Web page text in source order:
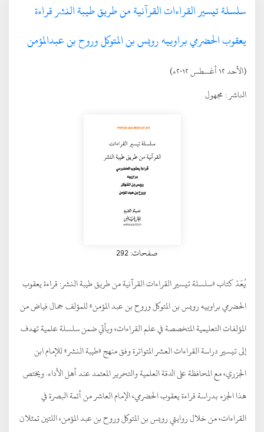
سلسلة تيسير القراءات القرآنية من طريق طيبة النشر قراءة
يعقوب الحضرمي براوييه رويس بن المتوكل وروح بن عبدالمؤمن
(الأحد ١٢ أغسطس ٢٠١٢ء)
الناشر :مجهول
صفحات: 292
يُعَدّ كتاب «سلسلة تيسير القراءات القرآنية من طريق طيبة النشر: قراءة يعقوب
الحضرمي براوييه رويس بن المتوكل وروح بن عبد المؤمن» للمؤلف جمال فياض من
المؤلفات التعليمية المتخصصة في علم القراءات، ويأتي ضمن سلسلة علمية تهدف
إلى تيسير دراسة القراءات العشر المتواترة وفق منهج «طيبة النشر» للإمام ابن
الجزري، مع المحافظة على الدقة العلمية والتحرير المعتمد عند أهل الأداء. ويختص
هذا الجزء بدراسة قراءة يعقوب الحضرمي، الإمام العاشر من أئمة البصرة في
القراءات، من خلال روايتي رويس بن المتوكل وروح بن عبد المؤمن، اللتين تمثلان